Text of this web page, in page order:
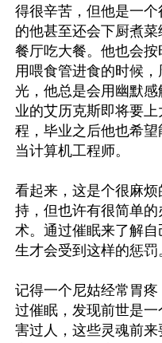
得很辛苦，但他是一
的他甚至还会下厨煮
餐厅吃大餐。他也会
用喂食管进食的时候
光，他总是会用幽默
业的艾历克斯即将要
程，毕业之后他也希
当计算机工程师。
看起来，这是个很麻
持，但也许有很简单
术。通过催眠来了解
生才会受到这样的惩罚
记得一个尼姑经常胃
过催眠，发现前世是
害过人，这些灵魂前